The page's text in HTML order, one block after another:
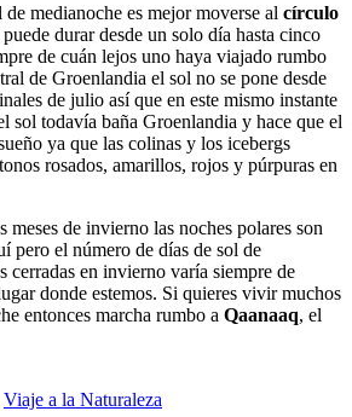
medianoche es mejor moverse al círculo
durar desde un solo día hasta cinco
de cuán lejos uno haya viajado rumbo
de Groenlandia el sol no se pone desde
de julio así que en este mismo instante
sol todavía baña Groenlandia y hace que el
ya que las colinas y los icebergs
rosados, amarillos, rojos y púrpuras en
meses de invierno las noches polares son
pero el número de días de sol de
cerradas en invierno varía siempre de
donde estemos. Si quieres vivir muchos
entonces marcha rumbo a Qaanaaq, el
Viaje a la Naturaleza